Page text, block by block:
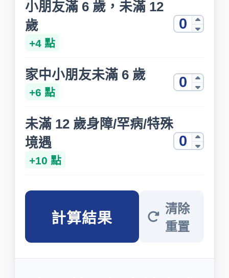
小朋友滿 6 歲，未滿 12
歲
+4 點
家中小朋友未滿 6 歲
+6 點
未滿 12 歲身障/罕病/特殊
境遇
+10 點
計算結果
清除
重置